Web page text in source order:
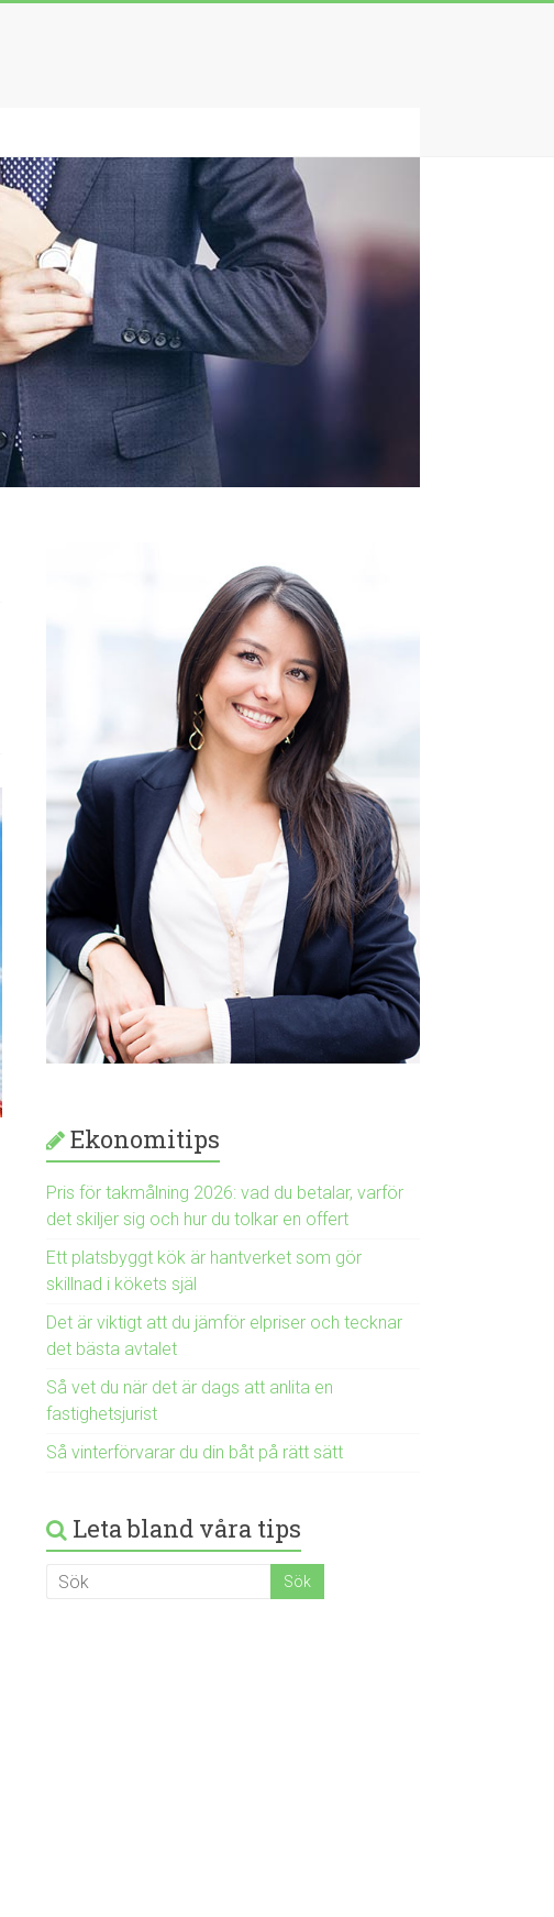
Ekonomitips
Pris för takmålning 2026: vad du betalar, varför
det skiljer sig och hur du tolkar en offert
Ett platsbyggt kök är hantverket som gör
skillnad i kökets själ
Det är viktigt att du jämför elpriser och tecknar
det bästa avtalet
Så vet du när det är dags att anlita en
fastighetsjurist
Så vinterförvarar du din båt på rätt sätt
Leta bland våra tips